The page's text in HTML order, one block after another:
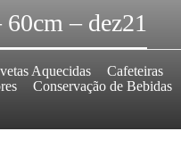
– dez21
Aquecidas
Cafeteiras
Conservação de Bebidas